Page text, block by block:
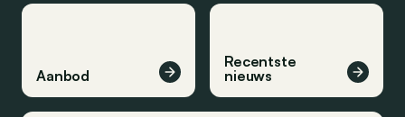
Aanbod
Recentste
nieuws